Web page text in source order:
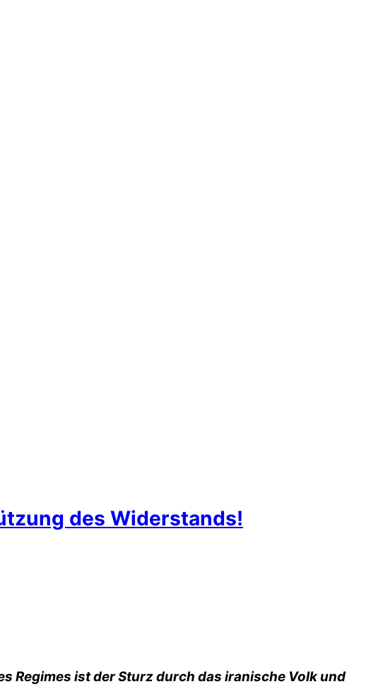
des Widerstands!
Regimes ist der Sturz durch das iranische Volk und